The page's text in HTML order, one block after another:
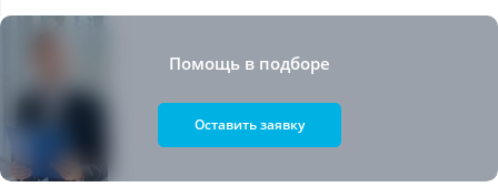
Помощь в подборе
Оставить заявку